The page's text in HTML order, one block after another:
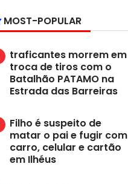
MOST-POPULAR
traficantes morrem em
troca de tiros com o
Batalhão PATAMO na
Estrada das Barreiras
Filho é suspeito de
matar o pai e fugir com
carro, celular e cartão
em Ilhéus